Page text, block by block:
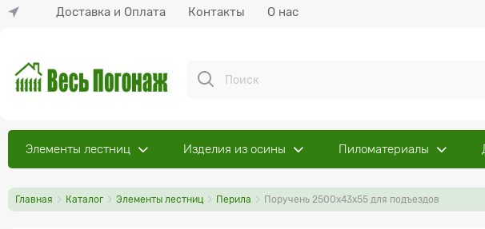
Доставка и Оплата Контакты О нас
Элементы лестниц Изделия из осины Пиломатериалы
Главная Каталог Элементы лестниц Перила Поручень 2500х43х55 для подъездов